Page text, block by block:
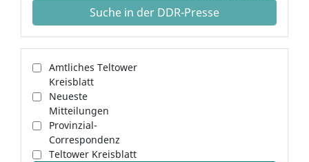
Suche in der DDR-Presse
Amtliches Teltower
Kreisblatt
Neueste
Mitteilungen
Provinzial-
Correspondenz
Teltower Kreisblatt